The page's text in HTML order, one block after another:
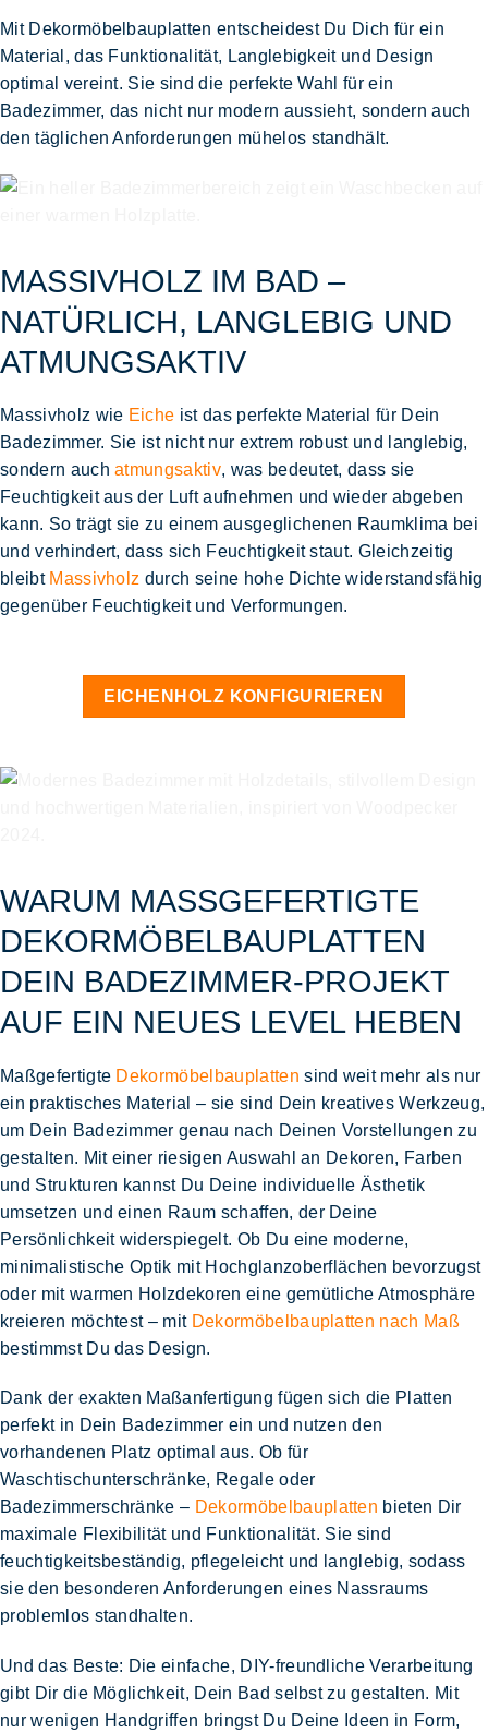
Mit Dekormöbelbauplatten entscheidest Du Dich für ein
Material, das Funktionalität, Langlebigkeit und Design
optimal vereint. Sie sind die perfekte Wahl für ein
Badezimmer, das nicht nur modern aussieht, sondern auch
den täglichen Anforderungen mühelos standhält.
MASSIVHOLZ IM BAD –
NATÜRLICH, LANGLEBIG UND
ATMUNGSAKTIV
Massivholz wie Eiche ist das perfekte Material für Dein
Badezimmer. Sie ist nicht nur extrem robust und langlebig,
sondern auchatmungsaktiv, was bedeutet, dass sie
Feuchtigkeit aus der Luft aufnehmen und wieder abgeben
kann. So trägt sie zu einem ausgeglichenen Raumklima bei
und verhindert, dass sich Feuchtigkeit staut. Gleichzeitig
bleibt Massivholz durch seine hohe Dichte widerstandsfähig
gegenüber Feuchtigkeit und Verformungen.
EICHENHOLZ KONFIGURIEREN
WARUM MASSGEFERTIGTE D
EKORMÖBELBAUPLATTEN D
EIN BADEZIMMER-PROJEKT A
UF EIN NEUES LEVEL HEBEN
Maßgefertigte Dekormöbelbauplatten sind weit mehr als nur
ein praktisches Material – sie sind Dein kreatives Werkzeug,
um Dein Badezimmer genau nach Deinen Vorstellungen zu
gestalten. Mit einer riesigen Auswahl an Dekoren, Farben
und Strukturen kannst Du Deine individuelle Ästhetik
umsetzen und einen Raum schaffen, der Deine
Persönlichkeit widerspiegelt. Ob Du eine moderne,
minimalistische Optik mit Hochglanzoberflächen bevorzugst
oder mit warmen Holzdekoren eine gemütliche Atmosphäre
kreieren möchtest – mit Dekormöbelbauplatten nach Maß
bestimmst Du das Design.
Dank der exakten Maßanfertigung fügen sich die Platten
perfekt in Dein Badezimmer ein und nutzen den
vorhandenen Platz optimal aus. Ob für
Waschtischunterschränke, Regale oder
Badezimmerschränke – Dekormöbelbauplatten bieten Dir
maximale Flexibilität und Funktionalität. Sie sind
feuchtigkeitsbeständig, pflegeleicht und langlebig, sodass
sie den besonderen Anforderungen eines Nassraums
problemlos standhalten.
Und das Beste: Die einfache, DIY-freundliche Verarbeitung
gibt Dir die Möglichkeit, Dein Bad selbst zu gestalten. Mit
nur wenigen Handgriffen bringst Du Deine Ideen in Form,